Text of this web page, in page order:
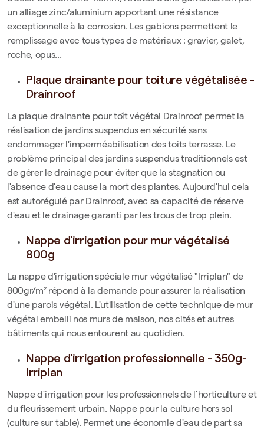
un alliage zinc/aluminium apportant une résistance
exceptionnelle à la corrosion. Les gabions permettent le
remplissage avec tous types de matériaux : gravier, galet,
roche, opus...
Plaque drainante pour toiture végétalisée -
Drainroof
La plaque drainante pour toît végétal Drainroof permet la
réalisation de jardins suspendus en sécurité sans
endommager l'imperméabilisation des toits terrasse. Le
problème principal des jardins suspendus traditionnels est
de gérer le drainage pour éviter que la stagnation ou
l'absence d'eau cause la mort des plantes. Aujourd'hui cela
est autorégulé par Drainroof, avec sa capacité de réserve
d'eau et le drainage garanti par les trous de trop plein.
Nappe d'irrigation pour mur végétalisé
800g
La nappe d'irrigation spéciale mur végétalisé "Irriplan" de
800gr/m² répond à la demande pour assurer la réalisation
d'une parois végétal. L'utilisation de cette technique de mur
végétal embelli nos murs de maison, nos cités et autres
bâtiments qui nous entourent au quotidien.
Nappe d'irrigation professionnelle - 350g-
Irriplan
Nappe d’irrigation pour les professionnels de l’horticulture et
du fleurissement urbain. Nappe pour la culture hors sol
(culture sur table). Permet une économie d'eau de part sa